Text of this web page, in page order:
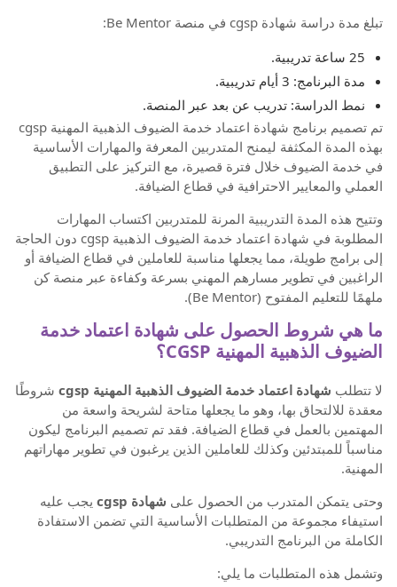
تبلغ مدة دراسة شهادة cgsp في منصة Be Mentor:
25 ساعة تدريبية.
مدة البرنامج: 3 أيام تدريبية.
نمط الدراسة: تدريب عن بعد عبر المنصة.
تم تصميم برنامج شهادة اعتماد خدمة الضيوف الذهبية المهنية cgsp
بهذه المدة المكثفة ليمنح المتدربين المعرفة والمهارات الأساسية
في خدمة الضيوف خلال فترة قصيرة، مع التركيز على التطبيق
العملي والمعايير الاحترافية في قطاع الضيافة.
وتتيح هذه المدة التدريبية المرنة للمتدربين اكتساب المهارات
المطلوبة في شهادة اعتماد خدمة الضيوف الذهبية cgsp دون الحاجة
إلى برامج طويلة، مما يجعلها مناسبة للعاملين في قطاع الضيافة أو
الراغبين في تطوير مسارهم المهني بسرعة وكفاءة عبر منصة كن
ملهمًا للتعليم المفتوح (Be Mentor).
ما هي شروط الحصول على شهادة اعتماد خدمة
الضيوف الذهبية المهنية CGSP؟
لا تتطلب شهادة اعتماد خدمة الضيوف الذهبية المهنية cgsp
شروطًا
معقدة للالتحاق بها، وهو ما يجعلها متاحة لشريحة واسعة من
المهتمين بالعمل في قطاع الضيافة. فقد تم تصميم البرنامج ليكون
مناسباً للمبتدئين وكذلك للعاملين الذين يرغبون في تطوير مهاراتهم
المهنية.
وحتى يتمكن المتدرب من الحصول على شهادة cgsp
يجب عليه
استيفاء مجموعة من المتطلبات الأساسية التي تضمن الاستفادة
الكاملة من البرنامج التدريبي.
وتشمل هذه المتطلبات ما يلي: